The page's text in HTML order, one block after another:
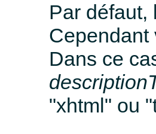
Par défaut,
Cependant
Dans ce
"xhtml" ou